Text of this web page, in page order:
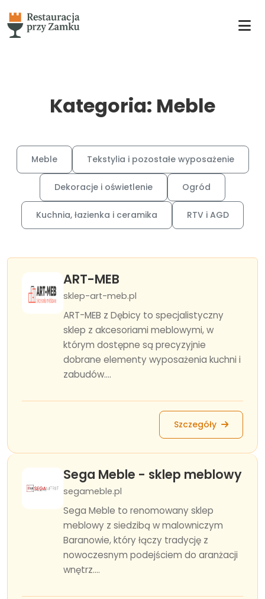
Kategoria: Meble
Meble Tekstylia i pozostałe wyposażenie
Dekoracje i oświetlenie Ogród
Kuchnia, łazienka i ceramika RTV i AGD
ART-MEB
sklep-art-meb.pl
ART-MEB z Dębicy to specjalistyczny
sklep z akcesoriami meblowymi, w
którym dostępne są precyzyjnie
dobrane elementy wyposażenia kuchni i
zabudów....
Szczegóły
Sega Meble - sklep meblowy
segameble.pl
Sega Meble to renomowany sklep
meblowy z siedzibą w malowniczym
Baranowie, który łączy tradycję z
nowoczesnym podejściem do aranżacji
wnętrz....